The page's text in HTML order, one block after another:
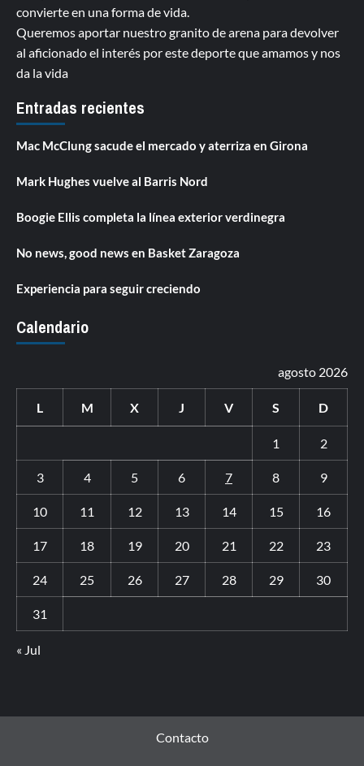
convierte en una forma de vida.
Queremos aportar nuestro granito de arena para devolver
al aficionado el interés por este deporte que amamos y nos
da la vida
Entradas recientes
Mac McClung sacude el mercado y aterriza en Girona
Mark Hughes vuelve al Barris Nord
Boogie Ellis completa la línea exterior verdinegra
No news, good news en Basket Zaragoza
Experiencia para seguir creciendo
Calendario
agosto 2026
L M X J V S D
1 2
3 4 5 6 7 8 9
10 11 12 13 14 15 16
17 18 19 20 21 22 23
24 25 26 27 28 29 30
31
« Jul
Contacto